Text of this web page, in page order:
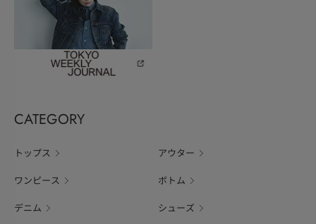
CATEGORY
トップス アウター
ワンピース ボトム
デニム シューズ